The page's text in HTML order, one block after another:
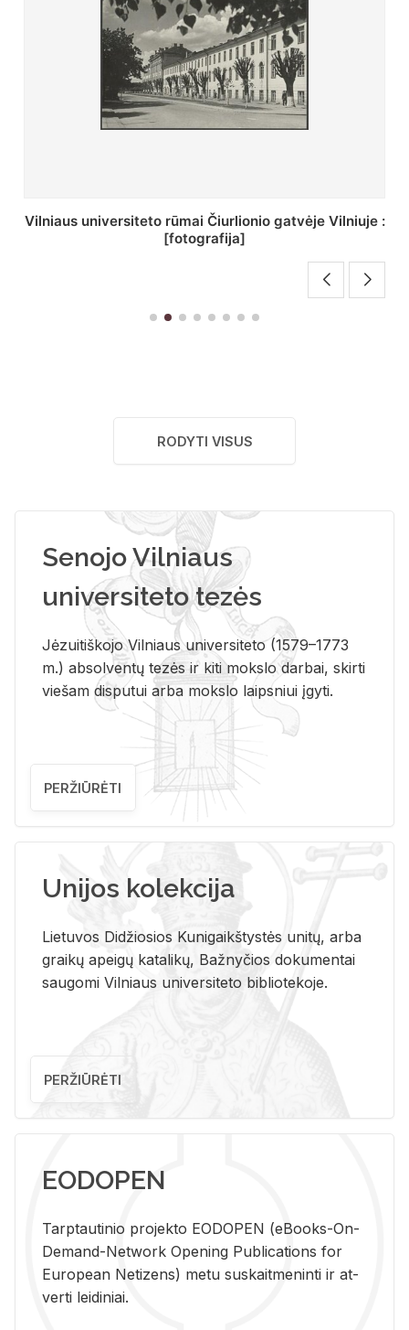
St. Batoro universiteto J. Pilsudskio kolegija :
[fotografija]
RODYTI VISUS
Senojo Vilniaus
universiteto tezės
Jėzuitiškojo Vilniaus universiteto (1579–1773
m.) absolventų tezės ir kiti mokslo darbai, skirti
viešam disputui arba mokslo laipsniui įgyti.
PERŽIŪRĖTI
Unijos kolekcija
Lietuvos Didžiosios Kunigaikštystės unitų, arba
graikų apeigų katalikų, Bažnyčios dokumentai
saugomi Vilniaus universiteto bibliotekoje.
PERŽIŪRĖTI
EODOPEN
Tarp­tau­ti­nio pro­jek­to EO­DO­PEN (eBo­oks-On-
De­mand-Ne­twork Ope­ning Pub­li­ca­tions for
Eu­ro­pe­an Ne­ti­zens) metu su­skait­me­nin­ti ir at­
ver­ti lei­di­niai.